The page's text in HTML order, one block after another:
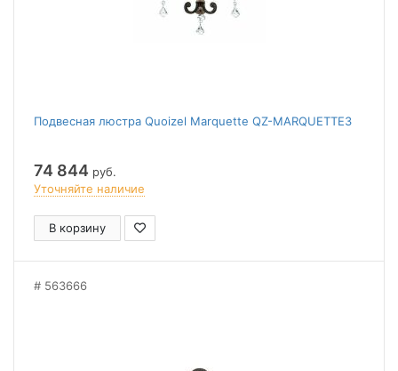
Подвесная люстра Quoizel Marquette QZ-MARQUETTE3
74 844 руб.
Уточняйте наличие
В корзину
563666